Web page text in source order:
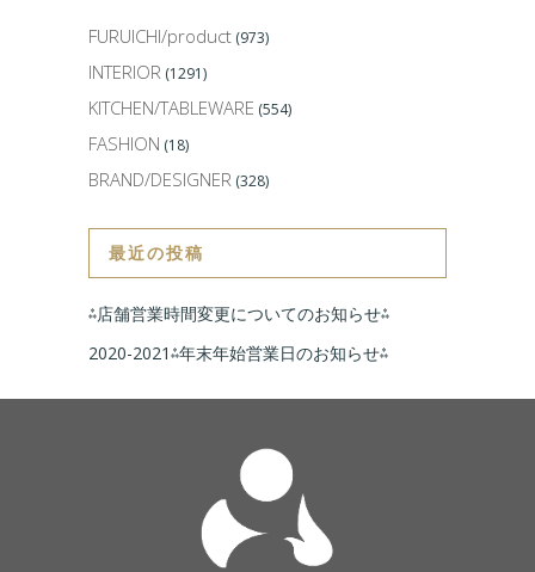
FURUICHI/product (973)
INTERIOR (1291)
KITCHEN/TABLEWARE (554)
FASHION (18)
BRAND/DESIGNER (328)
最近の投稿
⁂店舗営業時間変更についてのお知らせ⁂
2020-2021⁂年末年始営業日のお知らせ⁂